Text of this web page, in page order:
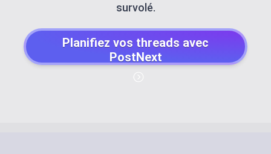
survolé.
Planifiez vos threads avec
PostNext